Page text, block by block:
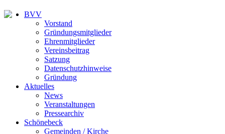
BVV
Vorstand
Gründungsmitglieder
Ehrenmitglieder
Vereinsbeitrag
Satzung
Datenschutzhinweise
Gründung
Aktuelles
News
Veranstaltungen
Pressearchiv
Schönebeck
Gemeinden / Kirche